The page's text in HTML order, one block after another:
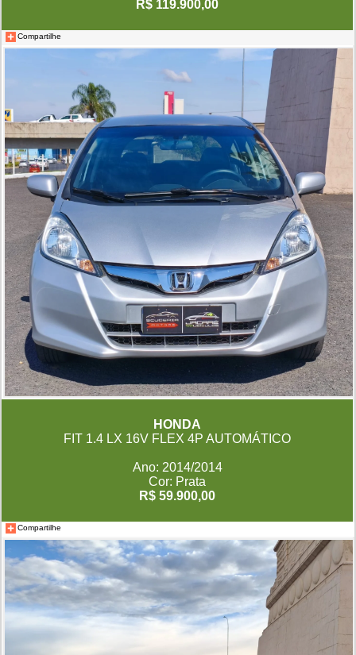
R$ 119.900,00
Compartilhe
HONDA
FIT 1.4 LX 16V FLEX 4P AUTOMÁTICO
Ano: 2014/2014
Cor: Prata
R$ 59.900,00
Compartilhe